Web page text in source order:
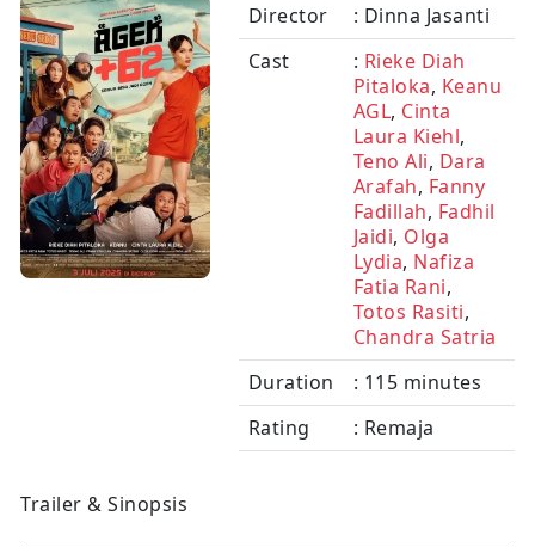
Director
: Dinna Jasanti
Cast
: Rieke Diah
Pitaloka, Keanu
AGL, Cinta
Laura Kiehl,
Teno Ali, Dara
Arafah, Fanny
Fadillah, Fadhil
Jaidi, Olga
Lydia, Nafiza
Fatia Rani,
Totos Rasiti,
Chandra Satria
Duration
: 115 minutes
Rating
: Remaja
Trailer & Sinopsis